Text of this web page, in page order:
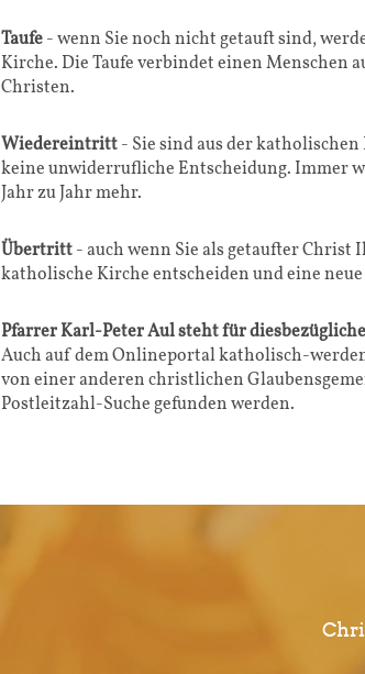
Taufe- wenn Sie noch nicht getauft sind,
Kirche. Die Taufe verbindet einen Menschen
Christen.
Wiedereintritt- Sie sind aus der
keine unwiderrufliche Entscheidung. Immer
Jahr zu Jahr mehr.
Übertritt- auch wenn Sie als getaufter
katholische Kirche entscheiden und eine
Pfarrer Karl-Peter Aul steht für
Auch auf dem Onlineportal katholisch-
von einer anderen christlichen
Postleitzahl-Suche gefunden werden.